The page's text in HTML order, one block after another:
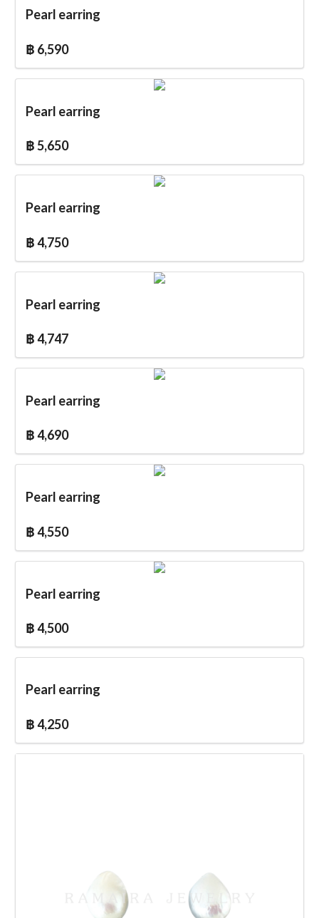
Pearl earring
฿ 6,590
Pearl earring
฿ 5,650
Pearl earring
฿ 4,750
Pearl earring
฿ 4,747
Pearl earring
฿ 4,690
Pearl earring
฿ 4,550
Pearl earring
฿ 4,500
Pearl earring
฿ 4,250